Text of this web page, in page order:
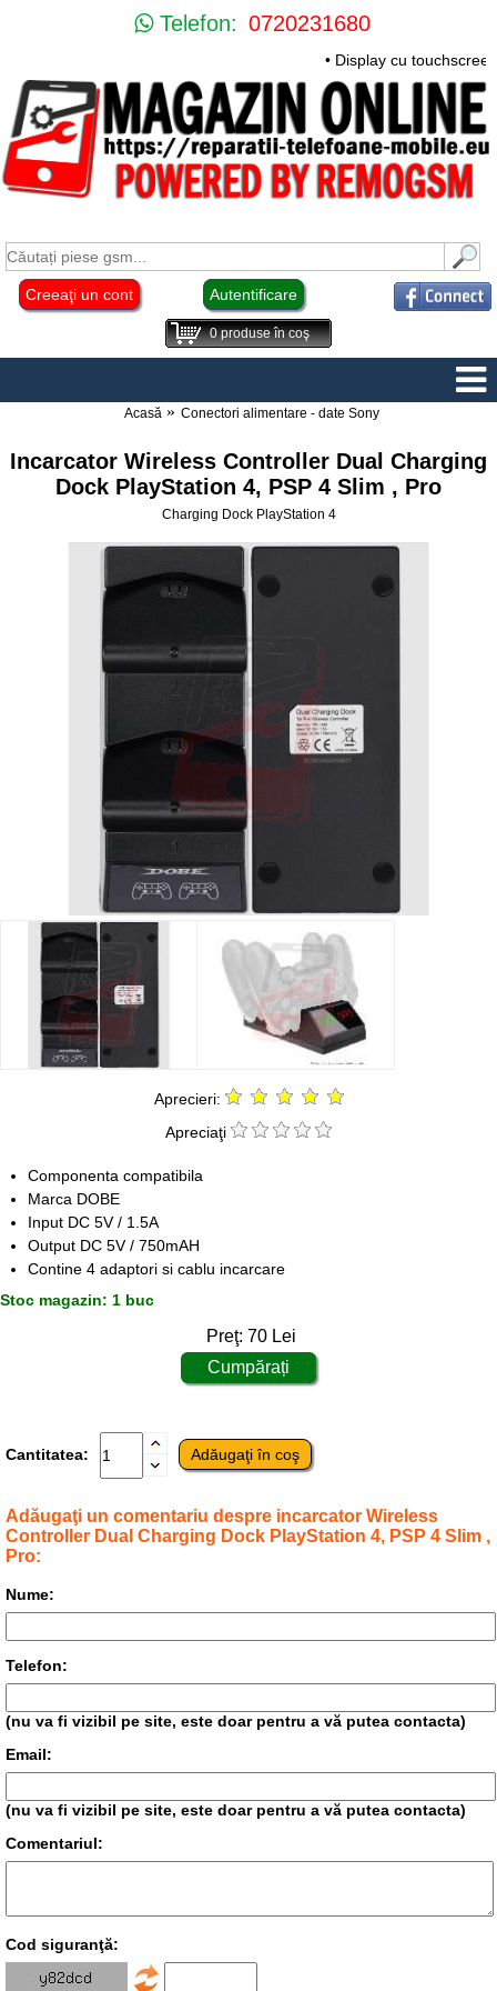
Telefon: 0720231680
• Display cu
Creeaţi un cont Autentificare
0produse în coş
Acasă Conectori alimentare - date Sony
Incarcator Wireless Controller Dual Charging
Dock PlayStation 4, PSP 4 Slim , Pro
Charging Dock PlayStation 4
Aprecieri:
Apreciaţi
Componenta compatibila
Marca DOBE
Input DC 5V / 1.5A
Output DC 5V / 750mAH
Contine 4 adaptori si cablu incarcare
Stoc magazin: 1 buc
Preţ: 70 Lei
Cantitatea:
Adăugaţi un comentariu despre incarcator Wireless
Controller Dual Charging Dock PlayStation 4, PSP 4 Slim ,
Pro:
Nume:
Telefon:
(nu va fi vizibil pe site, este doar pentru a vă putea contacta)
Email:
(nu va fi vizibil pe site, este doar pentru a vă putea contacta)
Comentariul:
Cod siguranţă: